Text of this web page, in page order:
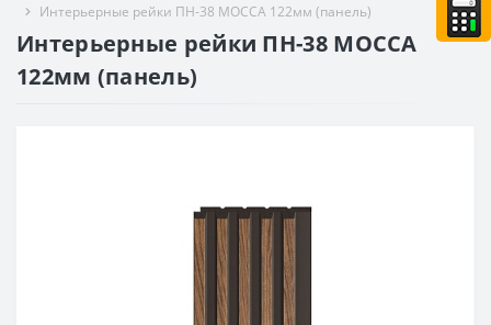
Интерьерные рейки ПН-38 MOCCA 122мм (панель)
Интерьерные рейки ПН-38 MOCCA
122мм (панель)